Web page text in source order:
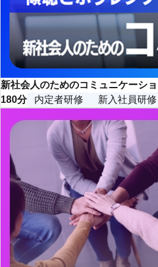
新社会人のためのコミュニケーシ
180分
内定者研修 新入社員研修